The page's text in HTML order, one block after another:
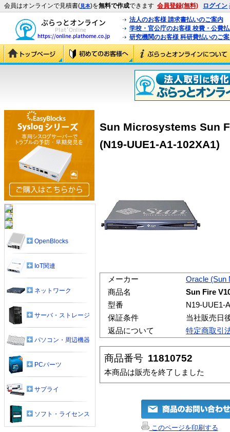
会員はオンラインで見積書(見本)を無料で作成できます 会員登録(無料) ログイン
法人のお客様 請求書払いのご案内
学校・官公庁のお客様 校費・公費
研究機関のお客様 科研費払いのご
Sun Microsystems Sun
(N19-UUE1-A1-102XA1)
メーカー
Oracle (Sun
商品名
Sun Fire
型番
N19-UUE1-
保証条件
当社販売日
返品について
特定商取引
商品番号 11810752
本商品は販売を終了しました
このページを印刷する
OpenBlocks
IoT関連
ネットワーク
サーバ・ストレージ
パソコン・周辺機器
PCパーツ
サプライ
ソフト・ライセンス